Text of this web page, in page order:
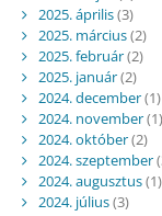
2025. április(3)
2025. március(2)
2025. február(2)
2025. január(2)
2024. december(1)
2024. november(1)
2024. október(2)
2024. szeptember
2024. augusztus(1)
2024. július(3)